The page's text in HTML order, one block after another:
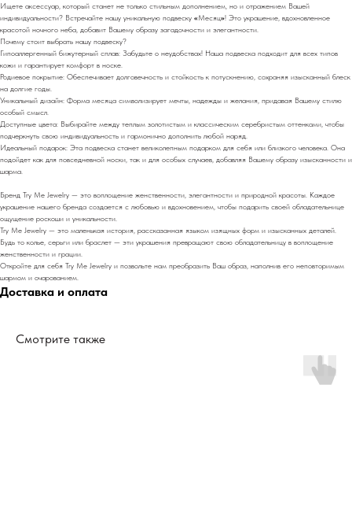
Ищете аксессуар, который станет не только стильным дополнением, но и отражением Вашей
индивидуальности? Встречайте нашу уникальную подвеску «Месяц»! Это украшение, вдохновленное
красотой ночного неба, добавит Вашему образу загадочности и элегантности.
Почему стоит выбрать нашу подвеску?
Гипоаллергенный бижутерный сплав: Забудьте о неудобствах! Наша подвеска подходит для всех типов
кожи и гарантирует комфорт в носке.
Родиевое покрытие: Обеспечивает долговечность и стойкость к потускнению, сохраняя изысканный блеск
на долгие годы.
Уникальный дизайн: Форма месяца символизирует мечты, надежды и желания, придавая Вашему стилю
особый смысл.
Доступные цвета: Выбирайте между теплым золотистым и классическим серебристым оттенками, чтобы
подчеркнуть свою индивидуальность и гармонично дополнить любой наряд.
Идеальный подарок: Эта подвеска станет великолепным подарком для себя или близкого человека. Она
подойдет как для повседневной носки, так и для особых случаев, добавляя Вашему образу изысканности и
шарма.
Бренд Try Me Jewelry — это воплощение женственности, элегантности и природной красоты. Каждое
украшение нашего бренда создается с любовью и вдохновением, чтобы подарить своей обладательнице
ощущение роскоши и уникальности.
Try Me Jewelry — это маленькая история, рассказанная языком изящных форм и изысканных деталей.
Будь то колье, серьги или браслет — эти украшения превращают свою обладательницу в воплощение
женственности и грации.
Откройте для себя Try Me Jewelry и позвольте нам преобразить Ваш образ, наполнив его неповторимым
шармом и очарованием.
Доставка и оплата
Смотрите также